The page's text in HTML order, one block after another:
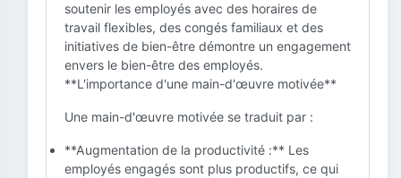
soutenir les employés avec des horaires de
travail flexibles, des congés familiaux et des
initiatives de bien-être démontre un engagement
envers le bien-être des employés.
**L'importance d'une main-d'œuvre motivée**
Une main-d'œuvre motivée se traduit par :
**Augmentation de la productivité :** Les
employés engagés sont plus productifs, ce qui